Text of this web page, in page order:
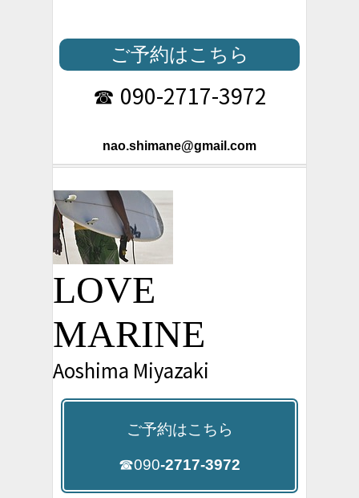
ご予約はこちら
☎ 090-2717-3972
nao.shimane@gmail.com
LOVE
MARINE
Aoshima Miyazaki
ご予約はこちら
☎090-2717-3972